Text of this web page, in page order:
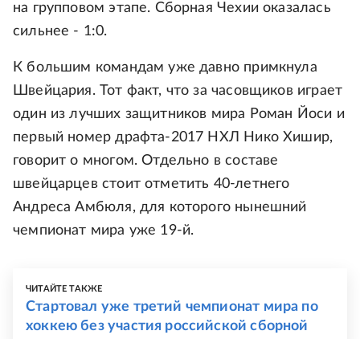
на групповом этапе. Сборная Чехии оказалась
сильнее - 1:0.
К большим командам уже давно примкнула
Швейцария. Тот факт, что за часовщиков играет
один из лучших защитников мира Роман Йоси и
первый номер драфта-2017 НХЛ Нико Хишир,
говорит о многом. Отдельно в составе
швейцарцев стоит отметить 40-летнего
Андреса Амбюля, для которого нынешний
чемпионат мира уже 19-й.
ЧИТАЙТЕ ТАКЖЕ
Стартовал уже третий чемпионат мира по
хоккею без участия российской сборной